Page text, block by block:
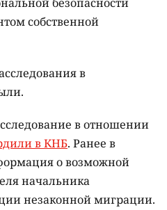
собственной
в
в отношении
в КНБ. Ранее в
о возможной
начальника
незаконной миграции.